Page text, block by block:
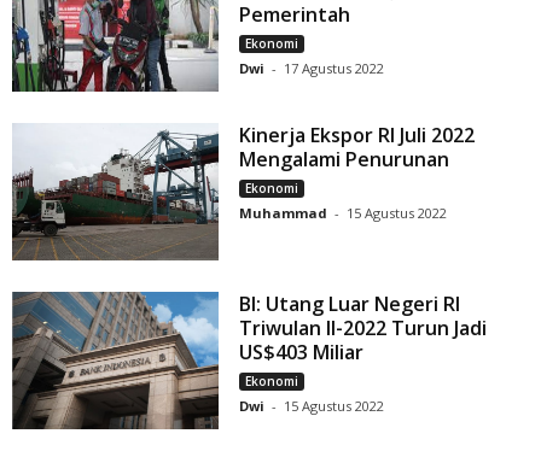
Pemerintah
Ekonomi
Dwi - 17 Agustus 2022
Kinerja Ekspor RI Juli 2022
Mengalami Penurunan
Ekonomi
Muhammad - 15 Agustus 2022
BI: Utang Luar Negeri RI
Triwulan II-2022 Turun Jadi
US$403 Miliar
Ekonomi
Dwi - 15 Agustus 2022